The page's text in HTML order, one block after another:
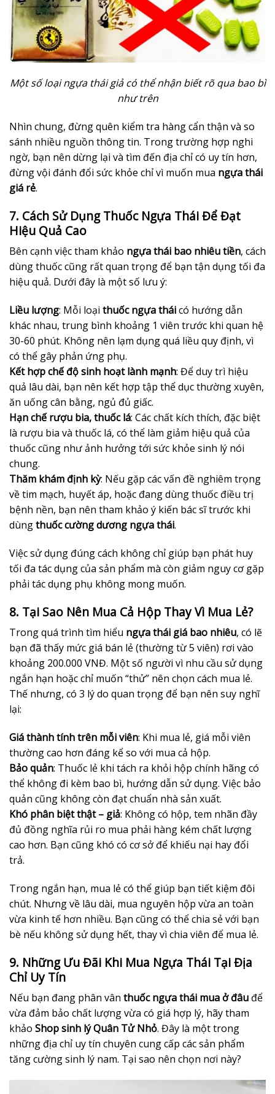
Một số loại ngựa thái giả có thể nhận biết rõ qua bao bì
như trên
Nhìn chung, đừng quên kiểm tra hàng cẩn thận và so
sánh nhiều nguồn thông tin. Trong trường hợp nghi
ngờ, bạn nên dừng lại và tìm đến địa chỉ có uy tín hơn,
đừng vội đánh đổi sức khỏe chỉ vì muốn mua ngựa thái
giá rẻ.
7. Cách Sử Dụng Thuốc Ngựa Thái Để Đạt
Hiệu Quả Cao
Bên cạnh việc tham khảo ngựa thái bao nhiêu tiền, cách
dùng thuốc cũng rất quan trọng để bạn tận dụng tối đa
hiệu quả. Dưới đây là một số lưu ý:
Liều lượng: Mỗi loại thuốc ngựa tháicó hướng dẫn
khác nhau, trung bình khoảng 1 viên trước khi quan hệ
30-60 phút. Không nên lạm dụng quá liều quy định, vì
có thể gây phản ứng phụ.
Kết hợp chế độ sinh hoạt lành mạnh: Để duy trì hiệu
quả lâu dài, bạn nên kết hợp tập thể dục thường xuyên,
ăn uống cân bằng, ngủ đủ giấc.
Hạn chế rượu bia, thuốc lá: Các chất kích thích, đặc biệt
là rượu bia và thuốc lá, có thể làm giảm hiệu quả của
thuốc cũng như ảnh hưởng tới sức khỏe sinh lý nói
chung.
Thăm khám định kỳ: Nếu gặp các vấn đề nghiêm trọng
về tim mạch, huyết áp, hoặc đang dùng thuốc điều trị
bệnh nền, bạn nên tham khảo ý kiến bác sĩ trước khi
dùngthuốc cường dương ngựa thái.
Việc sử dụng đúng cách không chỉ giúp bạn phát huy
tối đa tác dụng của sản phẩm mà còn giảm nguy cơ gặp
phải tác dụng phụ không mong muốn.
8. Tại Sao Nên Mua Cả Hộp Thay Vì Mua Lẻ?
Trong quá trình tìm hiểu ngựa thái giá bao nhiêu, có lẽ
bạn đã thấy mức giá bán lẻ (thường từ 5 viên) rơi vào
khoảng 200.000 VNĐ. Một số người vì nhu cầu sử dụng
ngắn hạn hoặc chỉ muốn “thử” nên chọn cách mua lẻ.
Thế nhưng, có 3 lý do quan trọng để bạn nên suy nghĩ
lại:
Giá thành tính trên mỗi viên: Khi mua lẻ, giá mỗi viên
thường cao hơn đáng kể so với mua cả hộp.
Bảo quản: Thuốc lẻ khi tách ra khỏi hộp chính hãng có
thể không đi kèm bao bì, hướng dẫn sử dụng. Việc bảo
quản cũng không còn đạt chuẩn nhà sản xuất.
Khó phân biệt thật – giả: Không có hộp, tem nhãn đầy
đủ đồng nghĩa rủi ro mua phải hàng kém chất lượng
cao hơn. Bạn cũng khó có cơ sở để khiếu nại hay đổi
trả.
Trong ngắn hạn, mua lẻ có thể giúp bạn tiết kiệm đôi
chút. Nhưng về lâu dài, mua nguyên hộp vừa an toàn
vừa kinh tế hơn nhiều. Bạn cũng có thể chia sẻ với bạn
bè nếu không sử dụng hết, thay vì chia viên để mua lẻ.
9. Những Ưu Đãi Khi Mua Ngựa Thái Tại Địa
Chỉ Uy Tín
Nếu bạn đang phân vân thuốc ngựa thái mua ở đâu để
vừa đảm bảo chất lượng vừa có giá hợp lý, hãy tham
khảo Shop sinh lý Quân Tử Nhỏ. Đây là một trong
những địa chỉ uy tín chuyên cung cấp các sản phẩm
tăng cường sinh lý nam. Tại sao nên chọn nơi này?